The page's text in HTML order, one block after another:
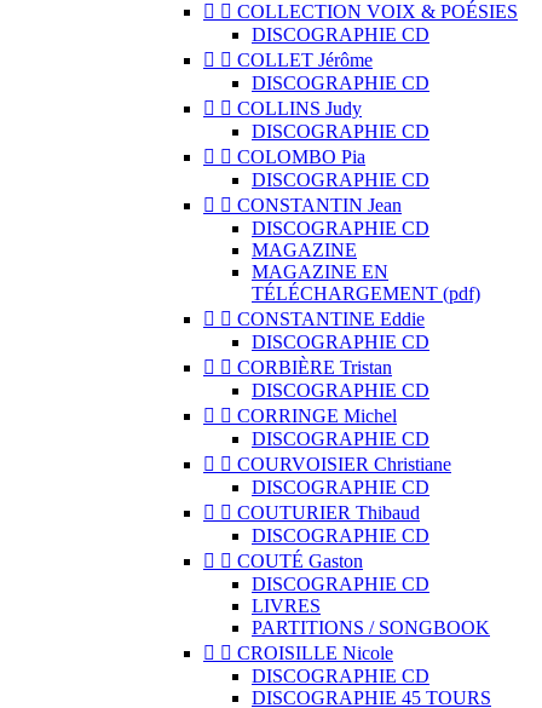
  COLLECTION VOIX & POÉSIES
DISCOGRAPHIE CD
  COLLET Jérôme
DISCOGRAPHIE CD
  COLLINS Judy
DISCOGRAPHIE CD
  COLOMBO Pia
DISCOGRAPHIE CD
  CONSTANTIN Jean
DISCOGRAPHIE CD
MAGAZINE
MAGAZINE EN
TÉLÉCHARGEMENT (pdf)
  CONSTANTINE Eddie
DISCOGRAPHIE CD
  CORBIÈRE Tristan
DISCOGRAPHIE CD
  CORRINGE Michel
DISCOGRAPHIE CD
  COURVOISIER Christiane
DISCOGRAPHIE CD
  COUTURIER Thibaud
DISCOGRAPHIE CD
  COUTÉ Gaston
DISCOGRAPHIE CD
LIVRES
PARTITIONS / SONGBOOK
  CROISILLE Nicole
DISCOGRAPHIE CD
DISCOGRAPHIE 45 TOURS